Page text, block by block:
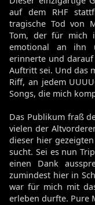
auf dem RHF
tragische Tod von
Tom, der für mich
emotional an ihn
erinnerte und darauf
Auftritt sei. Und das
Riff, an jedem
Songs, die mich
Das Publikum fraß
vielen der
dieser hier
sucht. Sei es nun
einen Dank
zumindest hier in
war für mich mit
erleben durfte. Pure